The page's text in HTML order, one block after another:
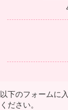
以下のフォームに
ください。